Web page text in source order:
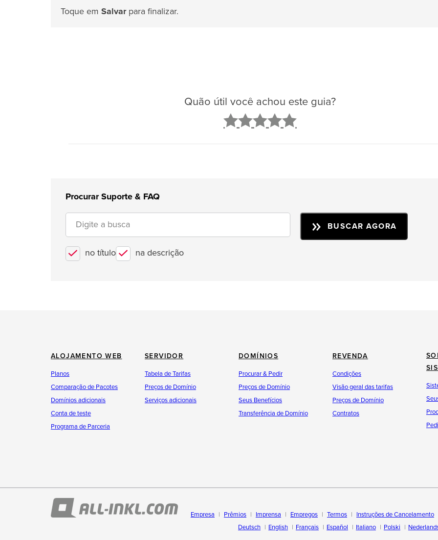
Toque em Salvarpara finalizar.
Quão útil você achou este guia?
Procurar Suporte & FAQ
no título na descrição
BUSCAR AGORA
ALOJAMENTO WEB
Planos
Comparação de Pacotes
Domínios adicionais
Conta de teste
Programa de Parceria
SERVIDOR
Tabela de Tarifas
Preços de Domínio
Serviços adicionais
DOMÍNIOS
Procurar & Pedir
Preços de Domínio
Seus Benefícios
Transferência de Domínio
REVENDA
Condições
Visão geral das tarifas
Preços de Domínio
Contratos
Empresa Prêmios Imprensa Empregos Termos
Instruções de Cancelamento
Deutsch
English Français Español Italiano Polski